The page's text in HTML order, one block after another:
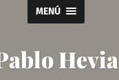
MENÚ
Hevia